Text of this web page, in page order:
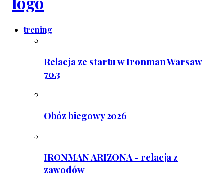
trening
Relacja ze startu w Ironman Warsaw
70.3
Obóz biegowy 2026
IRONMAN ARIZONA - relacja z
zawodów